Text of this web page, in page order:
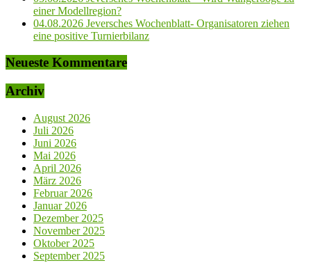
einer Modellregion?
04.08.2026 Jeversches Wochenblatt- Organisatoren ziehen
eine positive Turnierbilanz
Neueste Kommentare
Archiv
August 2026
Juli 2026
Juni 2026
Mai 2026
April 2026
März 2026
Februar 2026
Januar 2026
Dezember 2025
November 2025
Oktober 2025
September 2025